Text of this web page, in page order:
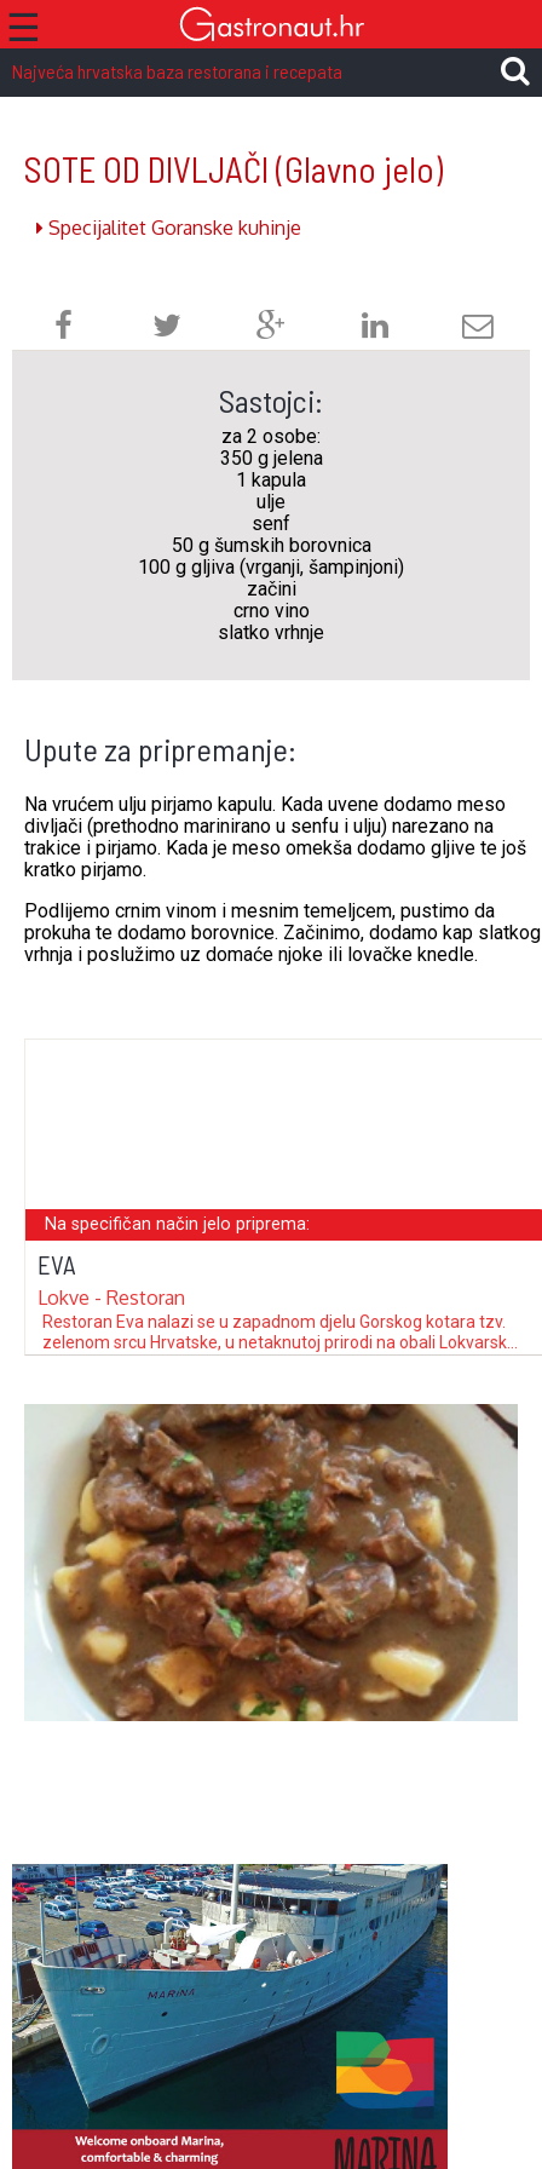
☰
Najveća hrvatska baza restorana i recepata
SOTE OD DIVLJAČI (Glavno jelo)
Specijalitet Goranske kuhinje
Sastojci:
za 2 osobe:
350 g jelena
1 kapula
ulje
senf
50 g šumskih borovnica
100 g gljiva (vrganji, šampinjoni)
začini
crno vino
slatko vrhnje
Upute za pripremanje:
Na vrućem ulju pirjamo kapulu. Kada uvene dodamo meso
divljači (prethodno marinirano u senfu i ulju) narezano na
trakice i pirjamo. Kada je meso omekša dodamo gljive te još
kratko pirjamo.
Podlijemo crnim vinom i mesnim temeljcem, pustimo da
prokuha te dodamo borovnice. Začinimo, dodamo kap slatkog
vrhnja i poslužimo uz domaće njoke ili lovačke knedle.
Na specifičan način jelo priprema:
EVA
Lokve - Restoran
Restoran Eva nalazi se u zapadnom djelu Gorskog kotara tzv.
zelenom srcu Hrvatske, u netaknutoj prirodi na obali Lokvarskog
pravi je izazov za sve ljubitelje sporta i rekreacije; od ribolova
(1973 …